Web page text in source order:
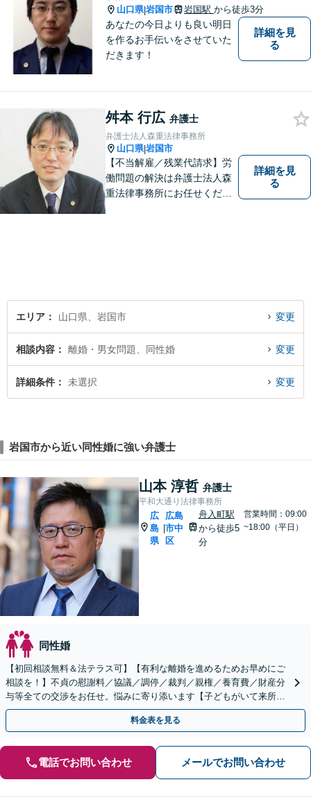
山口県|岩国市 岩国駅 から徒歩3分
あなたの今日よりも良い明日
を作るお手伝いをさせていた
だきます！
詳細を見
る
舛本 行広 弁護士
弁護士法人森重法律事務所
山口県|岩国市
【不当解雇／残業代請求】労
働問題の解決は弁護士法人森
重法律事務所にお任せくださ
詳細を見
る
エリア 山口県、岩国市 変更
相談内容 離婚・男女問題、同性婚 変更
詳細条件 未選択 変更
岩国市から近い同性婚に強い弁護士
山本 淳哲 弁護士
平和大通り法律事務所
広
島
県
広島
市中
区
舟入町駅
から徒歩5
分
営業時間：09:00
~18:00（平日）
同性婚
【初回相談無料＆法テラス可】【有利な離婚を進めるためお早めにご
相談を！】不貞の慰謝料／協議／調停／裁判／親権／養育費／財産分
与等全ての交渉をお任せ。悩みに寄り添います【子どもがいて来所が
難しい▶︎WEB面談も可】【舟入町駅5分／分割払い可】
料金表を見る
電話でお問い合わせ メールでお問い合わせ